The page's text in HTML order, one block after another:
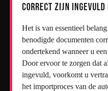
correct zijn ingevuld
Het is van essentieel
benodigde documenten
ondertekend wanneer u
Door ervoor te zorgen dat
ingevuld, voorkomt u
het importproces van de